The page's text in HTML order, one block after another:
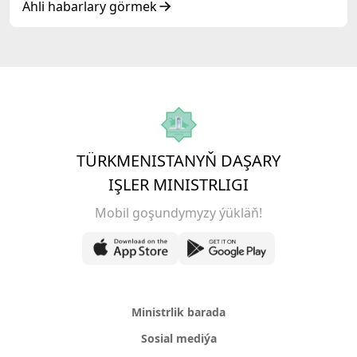
Ähli habarlary görmek
TÜRKMENISTANYŇ DAŞARY
IŞLER MINISTRLIGI
Mobil goşundymyzy ýükläň!
Ministrlik barada
Sosial mediýa